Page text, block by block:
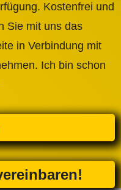
Kostenfrei und
Sie mit uns das
in Verbindung mit
Ich bin schon